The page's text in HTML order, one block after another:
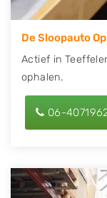
De Sloopauto
Actief in
ophalen.
06-